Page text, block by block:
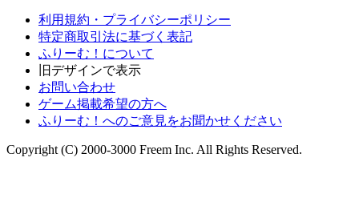
利用規約・プライバシーポリシー
特定商取引法に基づく表記
ふりーむ！について
旧デザインで表示
お問い合わせ
ゲーム掲載希望の方へ
ふりーむ！へのご意見をお聞かせください
Copyright (C) 2000-3000 Freem Inc. All Rights Reserved.